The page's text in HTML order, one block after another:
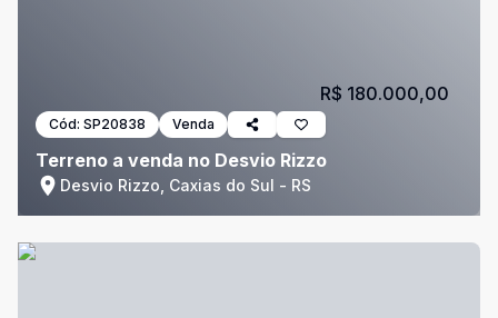
Cód: SP20838 Venda
Terreno a venda no Desvio Rizzo
Desvio Rizzo, Caxias do Sul - RS
R$ 180.000,00